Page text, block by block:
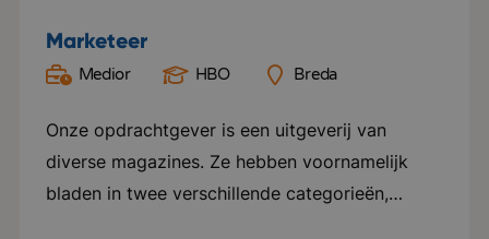
Marketeer
Medior HBO Breda
Onze opdrachtgever is een uitgeverij van
diverse magazines. Ze hebben voornamelijk
bladen in twee verschillende categorieën,